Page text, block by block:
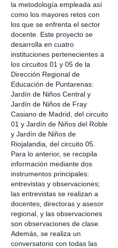
la metodología empleada así
como los mayores retos con
los que se enfrenta el sector
docente. Este proyecto se
desarrolla en cuatro
instituciones pertenecientes a
los circuitos 01 y 05 de la
Dirección Regional de
Educación de Puntarenas:
Jardín de Niños Central y
Jardín de Niños de Fray
Casiano de Madrid, del circuito
01 y Jardín de Niños del Roble
y Jardín de Niños de
Riojalandia, del circuito 05.
Para lo anterior, se recopila
información mediante dos
instrumentos principales:
entrevistas y observaciones;
las entrevistas se realizan a
docentes, directoras y asesor
regional, y las observaciones
son observaciones de clase.
Además, se realiza un
conversatorio con todas las